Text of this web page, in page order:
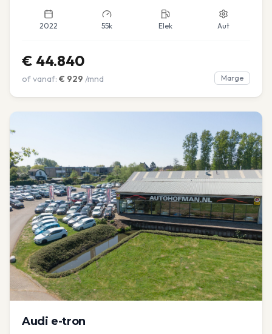
2022 55k Elek Aut
€ 44.840
of vanaf: € 929 /mnd Marge
Audi e-tron